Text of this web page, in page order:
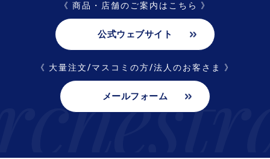
《 商品・店舗のご案内はこちら 》
公式ウェブサイト
《 大量注文/マスコミの方/法人のお客さま 》
メールフォーム